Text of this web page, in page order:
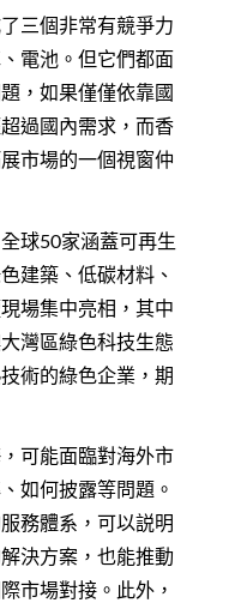
三個非常有競爭力
電池。但它們都面
，如果僅僅依靠國
過國內需求，而香
市場的一個視窗仲
球50家涵蓋可再生
建築、低碳材料、
場集中亮相，其中
灣區綠色科技生態
術的綠色企業，期
可能面臨對海外市
如何披露等問題。
務體系，可以説明
決方案，也能推動
市場對接。此外，